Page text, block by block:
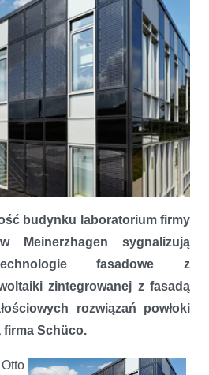
budynku laboratorium firmy
sygnalizują
fasadowe z
zintegrowanej z fasadą
rozwiązań powłoki
firma Schüco.